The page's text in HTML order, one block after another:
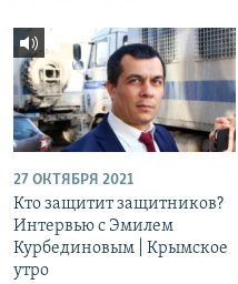
27 ОКТЯБРЯ 2021
Кто защитит защитников?
Интервью с Эмилем
Курбединовым | Крымское
утро